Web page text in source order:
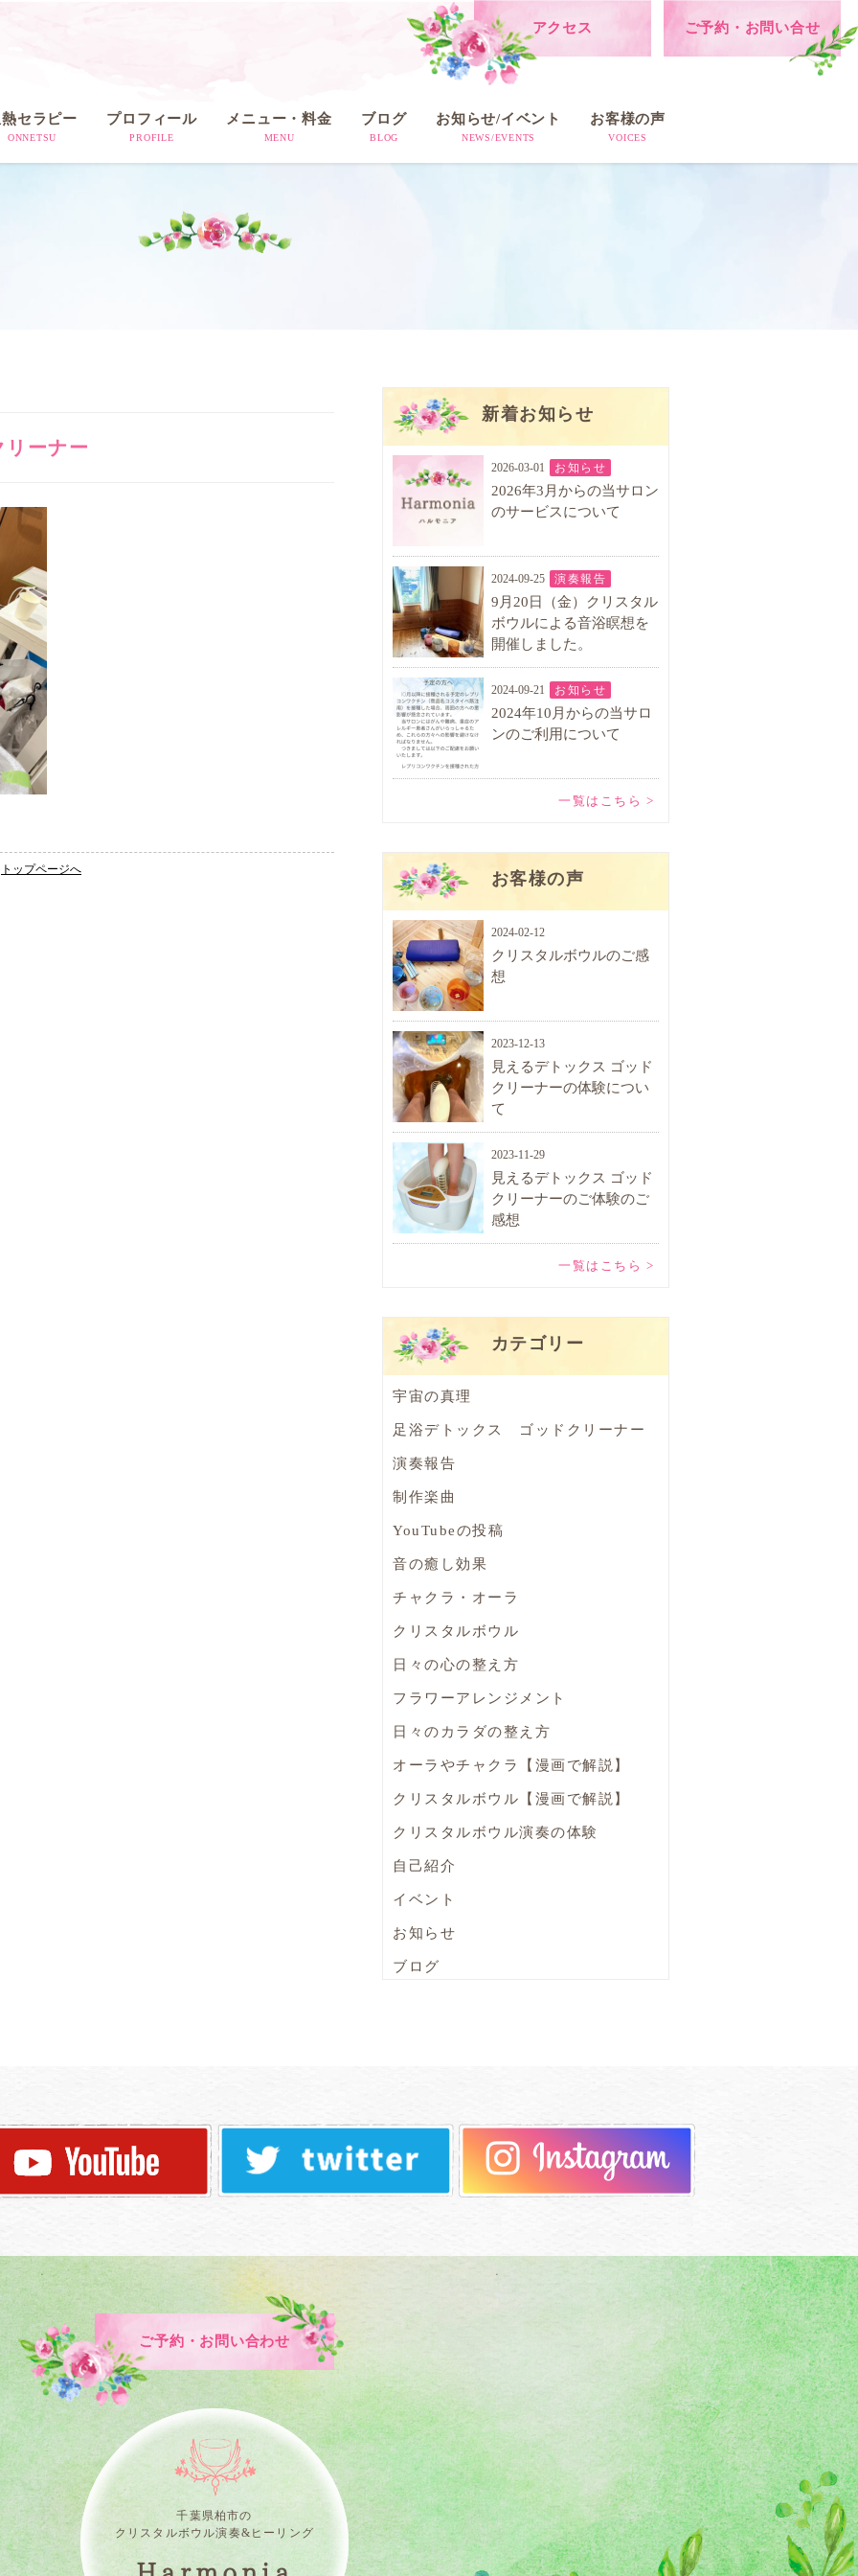
アクセス ご予約・お問い合せ
セラピー
ONNETSU
プロフィール
PROFILE
メニュー・料金
MENU
ブログ
BLOG
お知らせ/イベント
NEWS/EVENTS
お客様の声
VOICES
ーナー
トップページへ
新着お知らせ
2026-03-01 お知らせ
2026年3月からの当サロン
のサービスについて
2024-09-25 演奏報告
9月20日（金）クリスタル
ボウルによる音浴瞑想を
開催しました。
2024-09-21 お知らせ
2024年10月からの当サロ
ンのご利用について
一覧はこちら >
お客様の声
2024-02-12
クリスタルボウルのご感
想
2023-12-13
見えるデトックス ゴッド
クリーナーの体験につい
て
2023-11-29
見えるデトックス ゴッド
クリーナーのご体験のご
感想
一覧はこちら >
カテゴリー
宇宙の真理
足浴デトックス ゴッドクリーナー
演奏報告
制作楽曲
YouTubeの投稿
音の癒し効果
チャクラ・オーラ
クリスタルボウル
日々の心の整え方
フラワーアレンジメント
日々のカラダの整え方
オーラやチャクラ【漫画で解説】
クリスタルボウル【漫画で解説】
クリスタルボウル演奏の体験
自己紹介
イベント
お知らせ
ブログ
ご予約・お問い合わせ
千葉県柏市の
クリスタルボウル演奏&ヒーリング